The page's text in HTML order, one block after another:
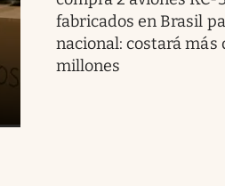
fabricados en Brasil
nacional: costará más
millones